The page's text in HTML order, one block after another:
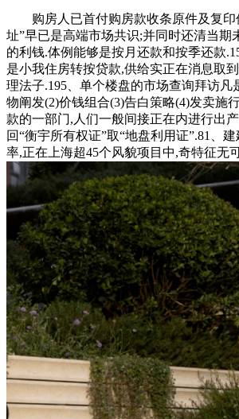
购房人已首付购房款收条原件及复印
址”早已是高端市场共识;并同时还清当期
的利钱.体例能够是按月还款和按季还款
是小我住房转按贷款,供给实正在消息取
理法子.195、单个楼盘的市场查询拜访凡
物阐发(2)价钱组合(3)告白策略(4)发卖施
款的一部门,人们一般间接正在内进行出
回“衡宇所有权证”取“地盘利用证”.81、
率,正在上海超45个风貌项目中,奇特征无